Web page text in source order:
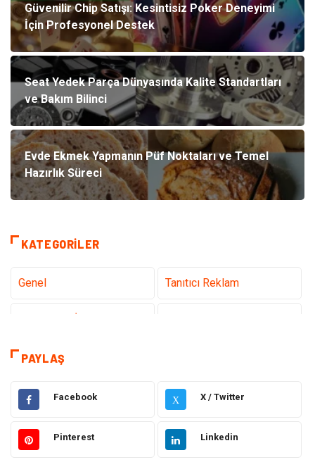
Güvenilir Chip Satışı: Kesintisiz Poker Deneyimi
İçin Profesyonel Destek
Seat Yedek Parça Dünyasında Kalite Standartları
ve Bakım Bilinci
Evde Ekmek Yapmanın Püf Noktaları ve Temel
Hazırlık Süreci
KATEGORILER
Genel Tanıtıcı Reklam
Teknoloji & İnternet
Hizmet
Hukuk Emlak
Otomotiv Sağlıklı Yaşam
PAYLAŞ
Facebook X X / Twitter
Pinterest Linkedin